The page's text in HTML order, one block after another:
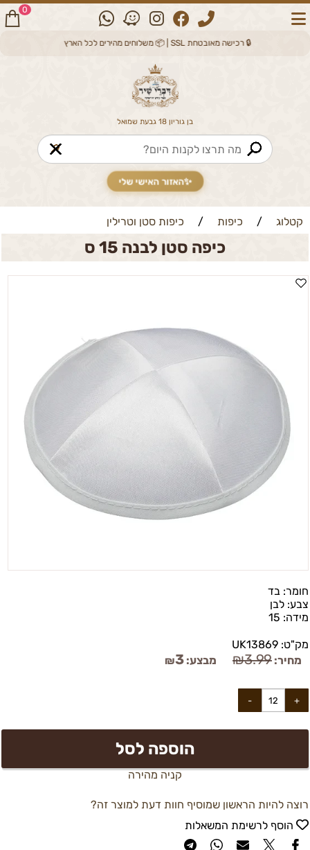
🔒 רכישה מאובטחת SSL | 📦 משלוחים מהירים לכל הארץ
בן גוריון 18 גבעת שמואל
🔎
✨האזור האישי שלי
0
קטלוג / כיפות / כיפות סטן וטרילין
כיפה סטן לבנה 15 ס
חומר: בד
צבע: לבן
מידה: 15
מק"ט: UK13869
מחיר:
₪3.99 מבצע: ₪3
הוספה לסל
קניה מהירה
רוצה להיות הראשון שמוסיף חוות דעת למוצר זה?
הוסף לרשימת המשאלות